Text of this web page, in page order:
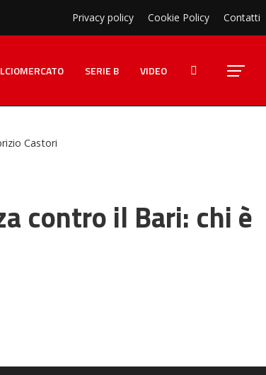
Privacy policy Cookie Policy Contatti
SERIE B VIDEO
Castori
contro il Bari: chi è